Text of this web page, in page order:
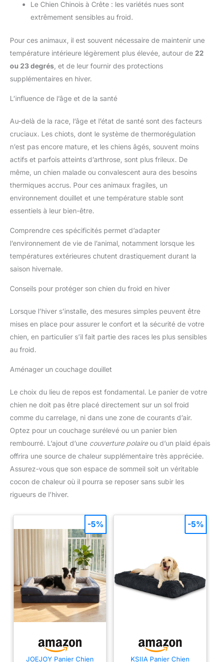
Le Chien Chinois à Crête : les variétés nues sont
extrêmement sensibles au froid.
Pour ces animaux, il est souvent nécessaire de maintenir une
température intérieure légèrement plus élevée, autour de 22
ou 23 degrés , et de leur fournir des protections
supplémentaires en hiver.
L’influence de l’âge et de la santé
Au-delà de la race, l’âge et l’état de santé sont des facteurs
cruciaux. Les chiots, dont le système de thermorégulation
n’est pas encore mature, et les chiens âgés, souvent moins
actifs et parfois atteints d’arthrose, sont plus frileux. De
même, un chien malade ou convalescent aura des besoins
thermiques accrus. Pour ces animaux fragiles, un
environnement douillet et une température stable sont
essentiels à leur bien-être.
Comprendre ces spécificités permet d’adapter
l’environnement de vie de l’animal, notamment lorsque les
températures extérieures chutent drastiquement durant la
saison hivernale.
Conseils pour protéger son chien du froid en hiver
Lorsque l’hiver s’installe, des mesures simples peuvent être
mises en place pour assurer le confort et la sécurité de votre
chien, en particulier s’il fait partie des races les plus sensibles
au froid.
Aménager un couchage douillet
Le choix du lieu de repos est fondamental. Le panier de votre
chien ne doit pas être placé directement sur un sol froid
comme du carrelage, ni dans une zone de courants d’air.
Optez pour un couchage surélevé ou un panier bien
rembourré. L’ajout d’une couverture polaireou d’un plaid épais
offrira une source de chaleur supplémentaire très appréciée.
Assurez-vous que son espace de sommeil soit un véritable
cocon de chaleur où il pourra se reposer sans subir les
rigueurs de l’hiver.
JOEJOY Panier Chien
-5%
KSIIA Panier Chien
-5%